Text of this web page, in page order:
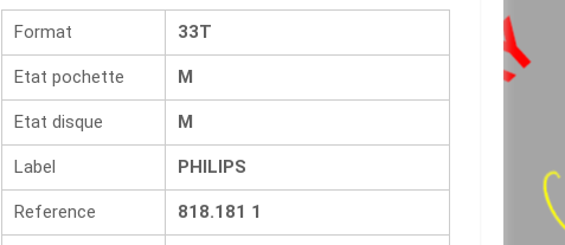
Format 33T
Etat pochette M
Etat disque M
Label PHILIPS
Reference 818.181 1